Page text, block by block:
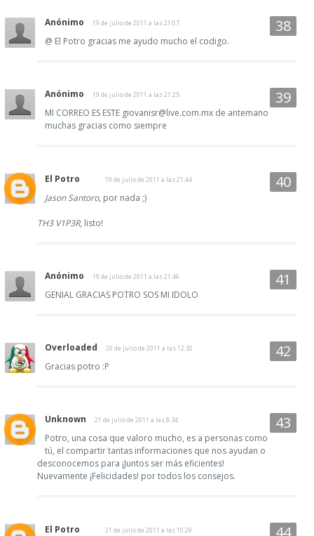
Anónimo 19 de julio de 2011 a las 21:07
@ El Potro gracias me ayudo mucho el codigo.
Anónimo 19 de julio de 2011 a las 21:25
MI CORREO ES ESTE giovanisr@live.com.mx de antemano
muchas gracias como siempre
El Potro 19 de julio de 2011 a las 21:44
Jason Santoro, por nada ;)
TH3 V1P3R, listo!
Anónimo 19 de julio de 2011 a las 21:46
GENIAL GRACIAS POTRO SOS MI IDOLO
Overloaded 20 de julio de 2011 a las 12:32
Gracias potro :P
Unknown 21 de julio de 2011 a las 8:34
Potro, una cosa que valoro mucho, es a personas como
tú, el compartir tantas informaciones que nos ayudan o
desconocemos para ¡Juntos ser más eficientes!
Nuevamente ¡Felicidades! por todos los consejos.
El Potro 21 de julio de 2011 a las 10:29